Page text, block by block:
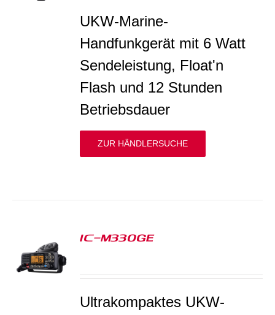
UKW-Marine-
Handfunkgerät mit 6 Watt
Sendeleistung, Float'n
Flash und 12 Stunden
Betriebsdauer
ZUR HÄNDLERSUCHE
IC-M330GE
Ultrakompaktes UKW-